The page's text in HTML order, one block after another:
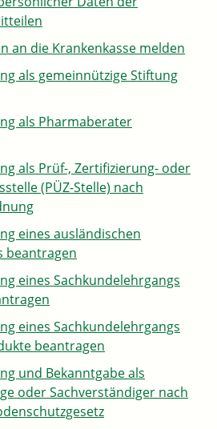
an die Krankenkasse melden
als gemeinnützige Stiftung
als Pharmaberater
als Prüf-, Zertifizierung- oder
(PÜZ-Stelle) nach
eines ausländischen
beantragen
eines Sachkundelehrgangs
eines Sachkundelehrgangs
beantragen
und Bekanntgabe als
oder Sachverständiger nach